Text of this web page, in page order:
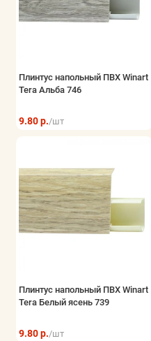
Плинтус напольный ПВХ Winart
Tera Альба 746
9.80 р./шт
Плинтус напольный ПВХ Winart
Tera Белый ясень 739
9.80 р./шт